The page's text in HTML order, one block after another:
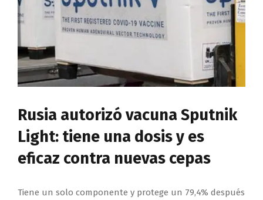
Rusia autorizó vacuna Sputnik
Light: tiene una dosis y es
eficaz contra nuevas cepas
Tiene un solo componente y protege un 79,4% después